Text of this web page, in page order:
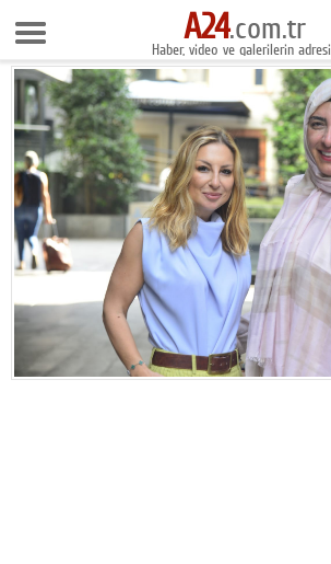
10 Ağustos 2026 3:56:08
Anasayfa
Foto Galeri
Gazeteler
Video Galeri
Gündem
Ekonomi
Yaşam
Magazin
A24.com.tr
Haber, video ve galerilerin adresi...